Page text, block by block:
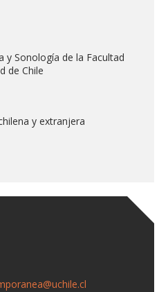
Egresadas/os
y Sonología de la Facultad
de Chile
y extranjera